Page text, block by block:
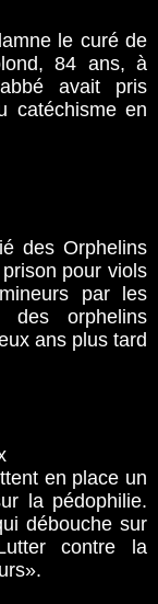
le curé de
84 ans, à
avait pris
catéchisme en
des Orphelins
pour viols
par les
des orphelins
ans plus tard
en place un
la pédophilie.
débouche sur
contre la